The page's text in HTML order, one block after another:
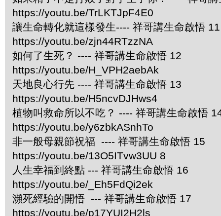
https://youtu.be/TrLKTJpF4E0
讓生命轉化就這樣發生---- 祥哥講生命啟悟 11
https://youtu.be/zjn44RTzzNA
如何了生死？ ---- 祥哥講生命啟悟 12
https://youtu.be/H_VPH2aebAk
天地良心行先 ---- 祥哥講生命啟悟 13
https://youtu.be/H5ncvDJHws4
植物叫救命所以不吃？ ---- 祥哥講生命啟悟
https://youtu.be/y6zbkASnhTo
非一般母親節祝福 ---- 祥哥講生命啟悟 15
https://youtu.be/13O5ITvw3UU 8
人生幸福到終點 --- 祥哥講生命啟悟 16
https://youtu.be/_Eh5FdQi2ek
瀕死經驗的開悟 --- 祥哥講生命啟悟 17
https://youtu.be/p17YUI2H2ls